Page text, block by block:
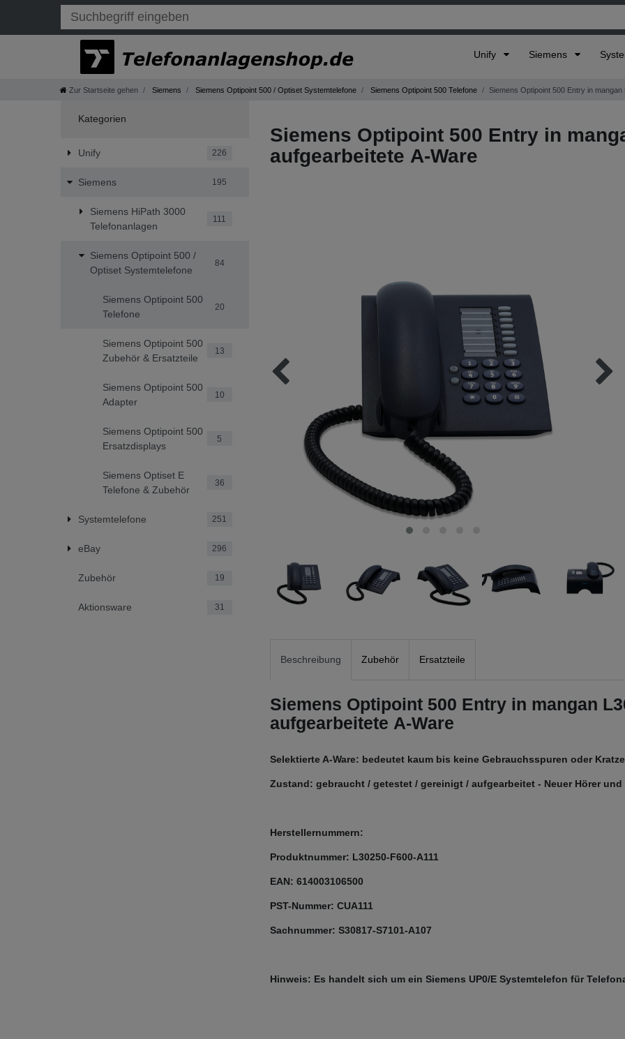
Unify Siemens
Zur Startseite gehen Siemens Siemens Optipoint 500 / Optiset Systemtelefone Siemens Optipoint 500 Telefone Siemens Optipoint 500 Entry in
Kategorien
Unify 226
Siemens 195
Siemens HiPath 3000
Telefonanlagen
111
Siemens Optipoint 500 /
Optiset Systemtelefone
84
Siemens Optipoint 500
Telefone
20
Siemens Optipoint 500
Zubehör & Ersatzteile
13
Siemens Optipoint 500
Adapter
10
Siemens Optipoint 500
Ersatzdisplays
5
Siemens Optiset E
Telefone & Zubehör
36
Systemtelefone 251
eBay 296
Zubehör 19
Aktionsware 31
Siemens Optipoint 500 Entry in
aufgearbeitete A-Ware
Beschreibung Zubehör Ersatzteile
Siemens Optipoint 500 Entry in mangan
aufgearbeitete A-Ware
Selektierte A-Ware: bedeutet kaum bis keine Gebrauchsspuren oder
Zustand: gebraucht / getestet / gereinigt / aufgearbeitet - Neuer Hörer
Herstellernummern:
Produktnummer: L30250-F600-A111
EAN: 614003106500
PST-Nummer: CUA111
Sachnummer: S30817-S7101-A107
Hinweis: Es handelt sich um ein Siemens UP0/E Systemtelefon für